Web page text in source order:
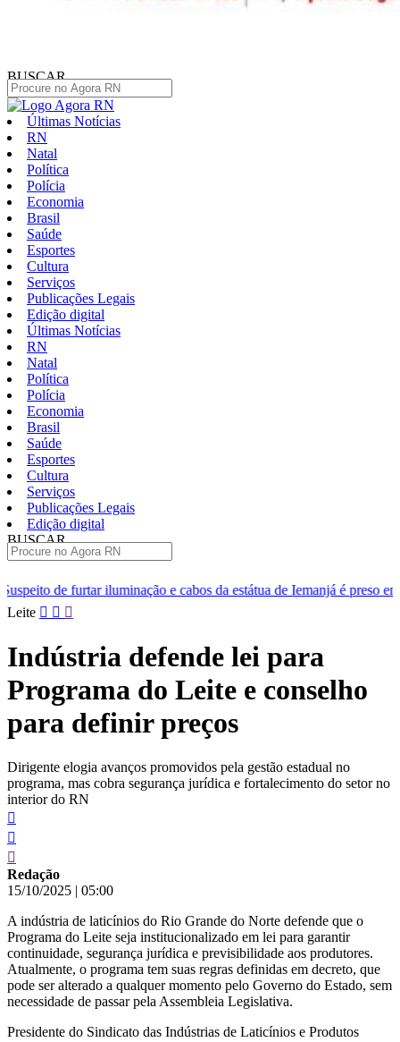
BUSCAR
Últimas Notícias
RN
Natal
Política
Polícia
Economia
Brasil
Saúde
Esportes
Cultura
Serviços
Publicações Legais
Edição digital
Últimas Notícias
RN
Natal
Política
Polícia
Economia
Brasil
Saúde
Esportes
Cultura
Serviços
Publicações Legais
Edição digital
BUSCAR
e cabos da estátua de Iemanjá é preso em Natal
Homem é
Pular
conteúdo
Leite
Indústria defende lei para
Programa do Leite e conselho
para definir preços
Dirigente elogia avanços promovidos pela gestão estadual no
programa, mas cobra segurança jurídica e fortalecimento do setor no
interior do RN
Redação
15/10/2025 | 05:00
A indústria de laticínios do Rio Grande do Norte defende que o
Programa do Leite seja institucionalizado em lei para garantir
continuidade, segurança jurídica e previsibilidade aos produtores.
Atualmente, o programa tem suas regras definidas em decreto, que
pode ser alterado a qualquer momento pelo Governo do Estado, sem
necessidade de passar pela Assembleia Legislativa.
Presidente do Sindicato das Indústrias de Laticínios e Produtos